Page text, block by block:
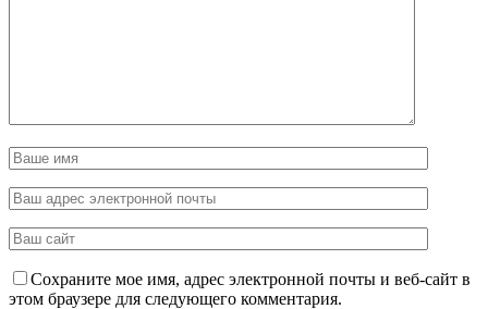
Сохраните мое имя, адрес электронной почты и веб-сайт в
этом браузере для следующего комментария.